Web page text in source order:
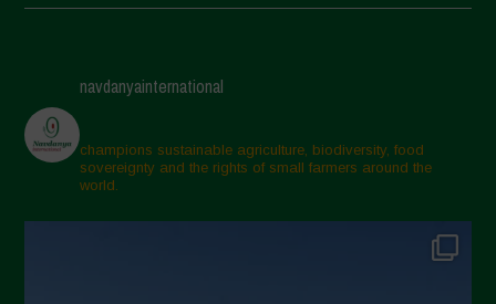
Aprile 2025
Marzo 2025
Febbraio 2025
Gennaio 2025
navdanyainternational
champions sustainable agriculture, biodiversity, food
sovereignty and the rights of small farmers around the
world.